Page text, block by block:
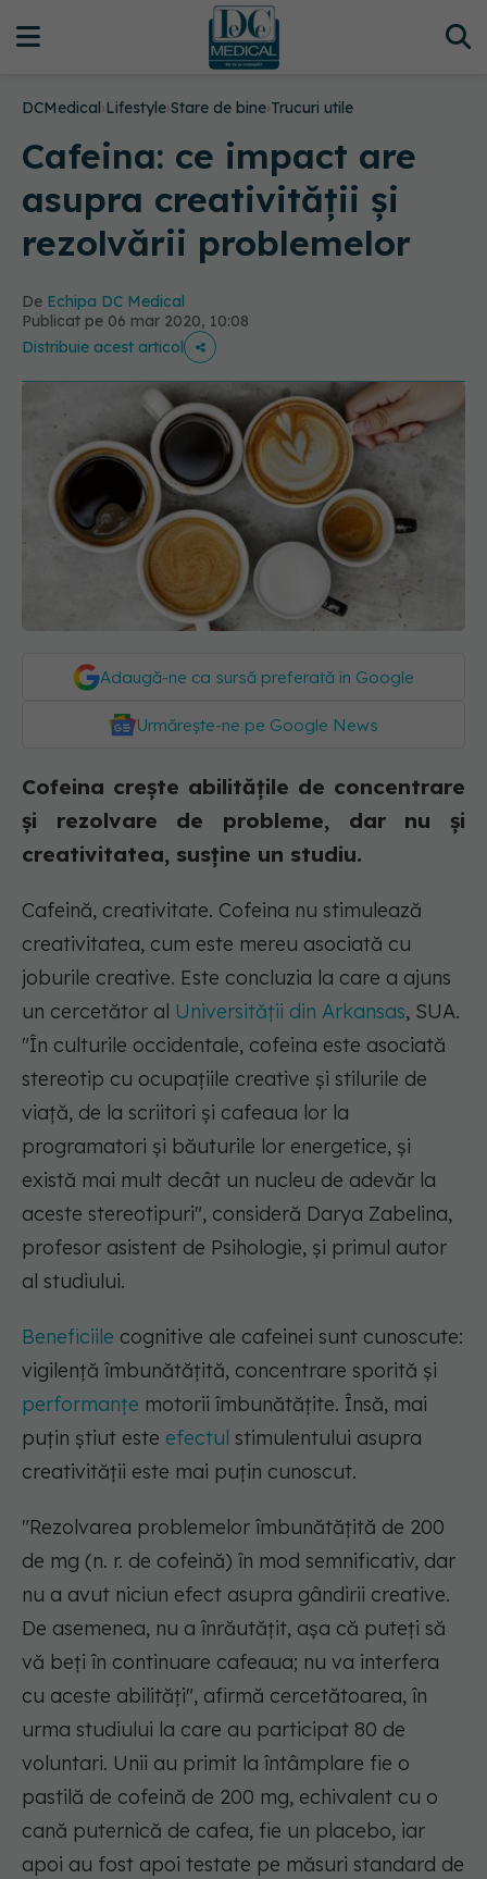
DCMedical›Lifestyle›Stare de bine›Trucuri utile
Cafeina: ce impact are
asupra creativității și
rezolvării problemelor
De Echipa DC Medical
Publicat pe 06 mar 2020, 10:08
Distribuie acest articol
Adaugă-ne ca sursă preferată în Google
Urmărește-ne pe Google News
Cofeina crește abilitățile de concentrare
și rezolvare de probleme, dar nu și
creativitatea, susține un studiu.
Cafeină, creativitate. Cofeina nu stimulează
creativitatea, cum este mereu asociată cu
joburile creative. Este concluzia la care a ajuns
un cercetător al Universității din Arkansas, SUA.
"În culturile occidentale, cofeina este asociată
stereotip cu ocupațiile creative și stilurile de
viață, de la scriitori și cafeaua lor la
programatori și băuturile lor energetice, și
există mai mult decât un nucleu de adevăr la
aceste stereotipuri", consideră Darya Zabelina,
profesor asistent de Psihologie, și primul autor
al studiului.
Beneficiile cognitive ale cafeinei sunt cunoscute:
vigilență îmbunătățită, concentrare sporită și
performanțe motorii îmbunătățite. Însă, mai
puțin știut este efectul stimulentului asupra
creativității este mai puțin cunoscut.
"Rezolvarea problemelor îmbunătățită de 200
de mg (n. r. de cofeină) în mod semnificativ, dar
nu a avut niciun efect asupra gândirii creative.
De asemenea, nu a înrăutățit, așa că puteți să
vă beți în continuare cafeaua; nu va interfera
cu aceste abilități", afirmă cercetătoarea, în
urma studiului la care au participat 80 de
voluntari. Unii au primit la întâmplare fie o
pastilă de cofeină de 200 mg, echivalent cu o
cană puternică de cafea, fie un placebo, iar
apoi au fost apoi testate pe măsuri standard de